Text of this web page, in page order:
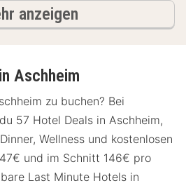
anzeigen
Aschheim
zu buchen? Bei
57 Hotel Deals in Aschheim,
Wellness und kostenlosen
und im Schnitt 146€ pro
Last Minute Hotels in